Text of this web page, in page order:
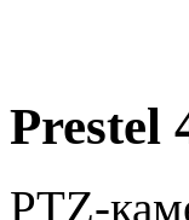
Prestel
PTZ-